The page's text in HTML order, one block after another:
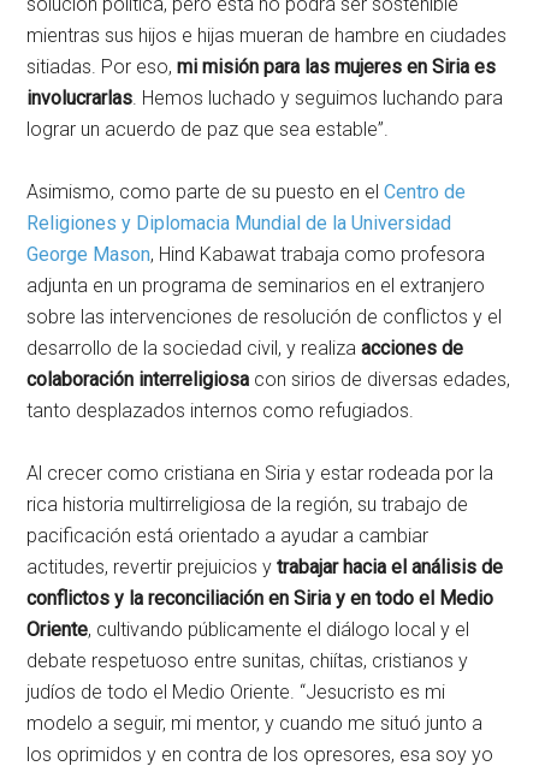
mientras sus hijos e hijas mueran de hambre en ciudades
sitiadas. Por eso,mi misión para las mujeres en Siria es
involucrarlas . Hemos luchado y seguimos luchando para
lograr un acuerdo de paz que sea estable”.
Asimismo, como parte de su puesto en elCentro de
Religiones y Diplomacia Mundial de la Universidad
George Mason, Hind Kabawat trabaja como profesora
adjunta en un programa de seminarios en el extranjero
sobre las intervenciones de resolución de conflictos y el
desarrollo de la sociedad civil, y realiza acciones de
colaboración interreligiosa con sirios de diversas edades,
tanto desplazados internos como refugiados.
Al crecer como cristiana en Siria y estar rodeada por la
rica historia multirreligiosa de la región, su trabajo de
pacificación está orientado a ayudar a cambiar
actitudes, revertir prejuicios ytrabajar hacia el análisis de
conflictos y la reconciliación en Siria y en todo el Medio
Oriente, cultivando públicamente el diálogo local y el
debate respetuoso entre sunitas, chiítas, cristianos y
judíos de todo el Medio Oriente. “Jesucristo es mi
modelo a seguir, mi mentor, y cuando me situó junto a
los oprimidos y en contra de los opresores, esa soy yo